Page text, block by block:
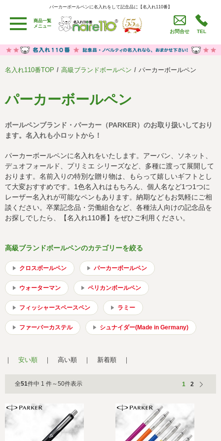
パーカーボールペンに名入れをして記念品に【名入れ110番】
パーカーボールペンに名入れをして記念品に【名入れ110番】
商品一覧
メニュー
お問合せ TEL
用途別カテゴリ
卒園・卒業記念品
労働組合・設立記念・周年記念
うちわ・扇子・ファン
イベント・パーティーグッズ
値段別
セール品グッズ
ご利用ガイド 名入れについて
社会貢献活動 特定商取引法に基づく表記
著作権と推奨環境について プライバシーポリシー
よくある質問 採用情報
会社概要 サイトマップ
名入れ110番TOP 高級ブランドボールペン パーカーボールペン
パーカーボールペン
ボールペンブランド・パーカー（PARKER）のお取り扱いしており
ます。名入れも小ロットから！
パーカーボールペンに名入れをいたします。アーバン、ソネット、
デュオフォールド、プリミエ シリーズなど、多種に渡って展開して
おります。名前入りの特別な贈り物は、もらって嬉しいギフトとし
て大変おすすめです。1色名入れはもちろん、個人名など1つ1つに
レーザー名入れが可能なペンもあります。納期などもお気軽にご相
談ください。卒業記念品・労働組合など、各種法人向けの記念品を
お探しでしたら、【名入れ110番】をぜひご利用ください。
高級ブランドボールペンのカテゴリーを絞る
クロスボールペン パーカーボールペン
ウォーターマン ペリカンボールペン
フィッシャースペースペン ラミー
ファーバーカステル シュナイダー(Made in Germany)
安い順 高い順 新着順
全51件中 1 件～50件表示 1 2